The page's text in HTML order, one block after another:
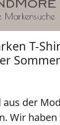
T-
aus der
Wir